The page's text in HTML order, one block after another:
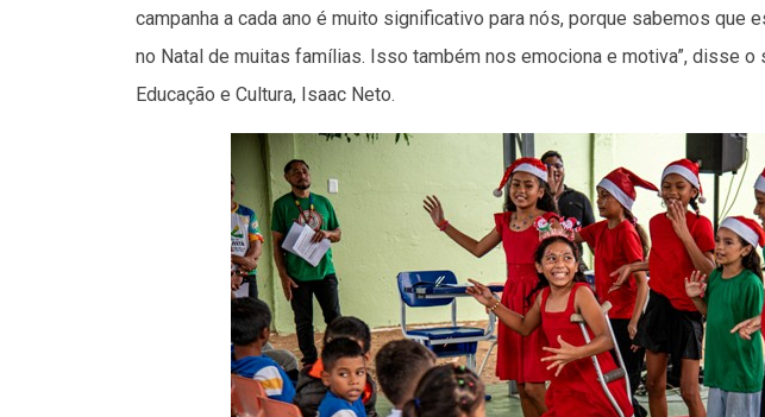
campanha a cada ano é muito significativo para nós, porque sabemos que
no Natal de muitas famílias. Isso também nos emociona e motiva”, disse o
Educação e Cultura, Isaac Neto.